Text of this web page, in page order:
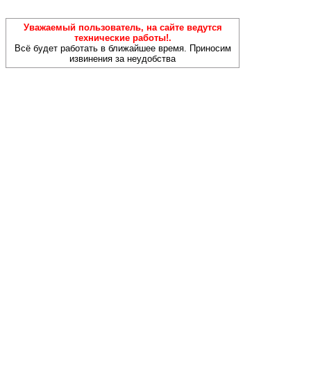
Уважаемый пользователь, на сайте ведутся
технические работы!.
Всё будет работать в ближайшее время. Приносим
извинения за неудобства